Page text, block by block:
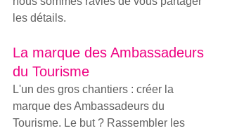
les détails.
La marque des Ambassadeurs
du Tourisme
L'un des gros chantiers : créer la
marque des Ambassadeurs du
Tourisme. Le but ? Rassembler les